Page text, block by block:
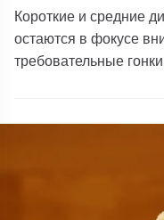
Короткие и средние
остаются в фокусе
требовательные